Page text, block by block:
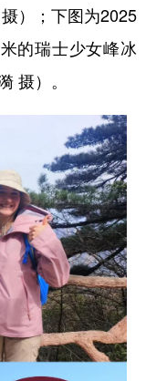
）；下图为2025
的瑞士少女峰冰
摄）。